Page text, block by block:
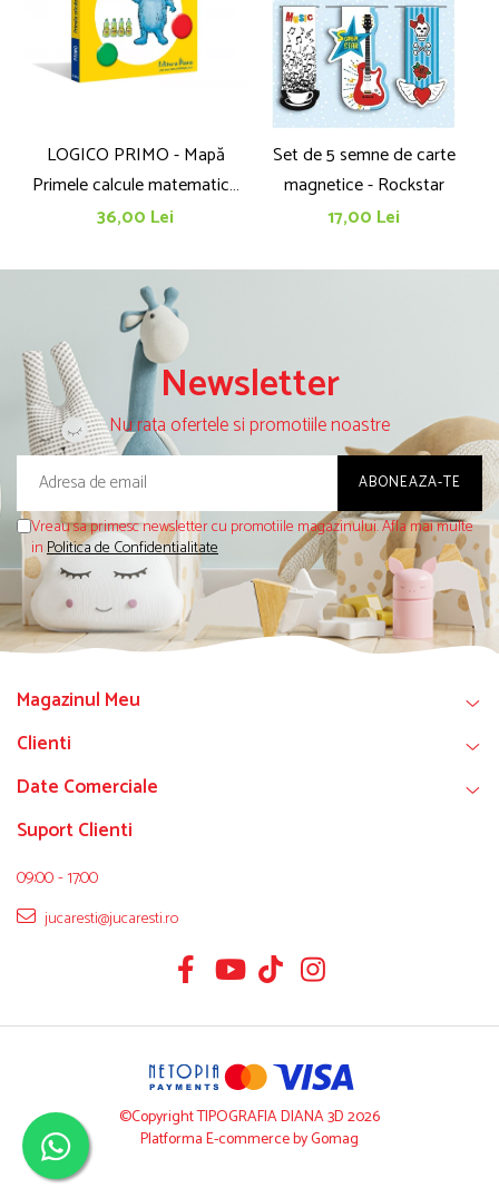
LOGICO PRIMO - Mapă
Primele calcule matematice
cu imagini (5+)
36,00 Lei
Set de 5 semne de carte
magnetice - Rockstar
17,00 Lei
Newsletter
Nu rata ofertele si promotiile noastre
Vreau sa primesc newsletter cu promotiile magazinului. Afla mai multe
inPolitica de Confidentialitate
Magazinul Meu
Clienti
Date Comerciale
Suport Clienti
09:00 - 17:00
jucaresti@jucaresti.ro
©Copyright TIPOGRAFIA DIANA 3D 2026
Platforma E-commerce by Gomag